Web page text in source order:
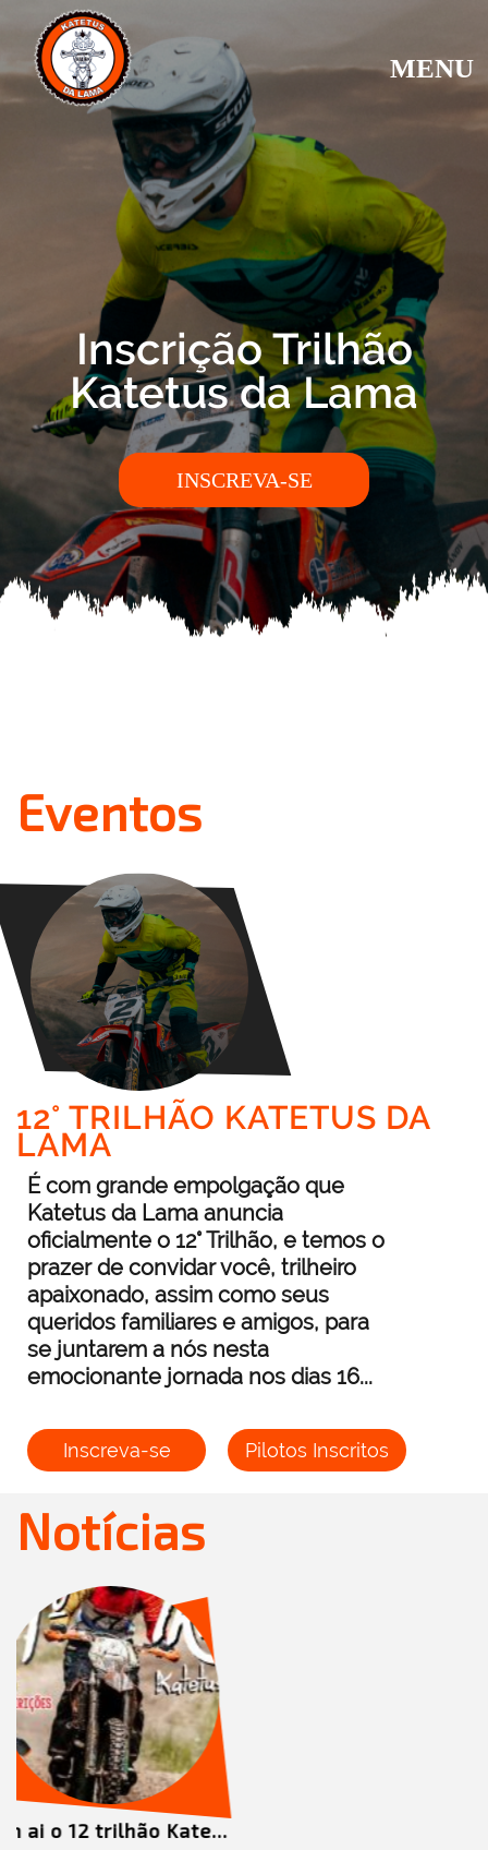
MENU
Inscrição Trilhão
Katetus da Lama
INSCREVA-SE
Eventos
12° TRILHÃO KATETUS DA
LAMA
É com grande empolgação que
Katetus da Lama anuncia
oficialmente o 12° Trilhão, e temos o
prazer de convidar você, trilheiro
apaixonado, assim como seus
queridos familiares e amigos, para
se juntarem a nós nesta
emocionante jornada nos dias 16...
Inscreva-se Pilotos Inscritos
Notícias
Kate...